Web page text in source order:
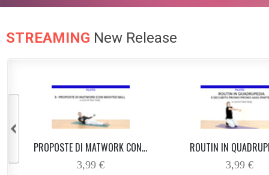
STREAMING New Release
PROPOSTE DI MATWORK CON...
3,99 €
ROUTIN IN
3,99 €